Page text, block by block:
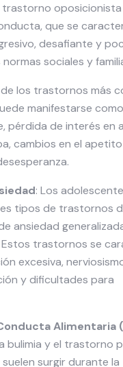
trastorno
que se
desafiante y
sociales y
de los trastornos más
manifestarse
pérdida de interés en
cambios en el apetito
: Los
tipos de trastornos
ansiedad
trastornos se
excesiva,
y dificultades para
Alimentaria
bulimia y el trastorno
surgir durante la